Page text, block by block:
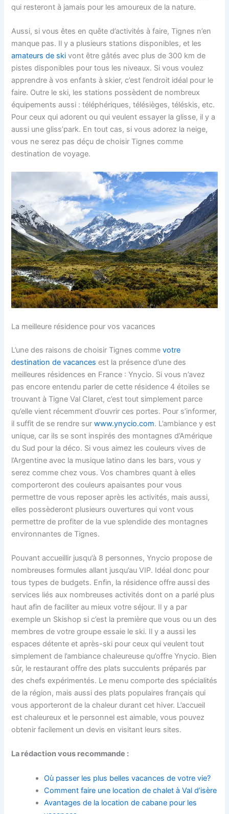
qui resteront à jamais pour les amoureux de la nature.
Aussi, si vous êtes en quête d’activités à faire, Tignes n’en
manque pas. Il y a plusieurs stations disponibles, et les
amateurs de ski vont être gâtés avec plus de 300 km de
pistes disponibles pour tous les niveaux. Si vous voulez
apprendre à vos enfants à skier, c’est l’endroit idéal pour le
faire. Outre le ski, les stations possèdent de nombreux
équipements aussi : téléphériques, télésièges, téléskis, etc.
Pour ceux qui adorent ou qui veulent essayer la glisse, il y a
aussi une gliss’park. En tout cas, si vous adorez la neige,
vous ne serez pas déçu de choisir Tignes comme
destination de voyage.
La meilleure résidence pour vos vacances
L’une des raisons de choisir Tignes commevotre
destination de vacances est la présence d’une des
meilleures résidences en France : Ynycio. Si vous n’avez
pas encore entendu parler de cette résidence 4 étoiles se
trouvant à Tigne Val Claret, c’est tout simplement parce
qu’elle vient récemment d’ouvrir ces portes. Pour s’informer,
il suffit de se rendre surwww.ynycio.com. L’ambiance y est
unique, car ils se sont inspirés des montagnes d’Amérique
du Sud pour la déco. Si vous aimez les couleurs vives de
l’Argentine avec la musique latino dans les bars, vous y
serez comme chez vous. Vos chambres quant à elles
comporteront des couleurs apaisantes pour vous
permettre de vous reposer après les activités, mais aussi,
elles possèderont plusieurs ouvertures qui vont vous
permettre de profiter de la vue splendide des montagnes
environnantes de Tignes.
Pouvant accueillir jusqu’à 8 personnes, Ynycio propose de
nombreuses formules allant jusqu’au VIP. Idéal donc pour
tous types de budgets. Enfin, la résidence offre aussi des
services liés aux nombreuses activités dont on a parlé plus
haut afin de faciliter au mieux votre séjour. Il y a par
exemple un Skishop si c’est la première que vous ou un des
membres de votre groupe essaie le ski. Il y a aussi les
espaces détente et après-ski pour ceux qui veulent tout
simplement de l’ambiance chaleureuse qu’offre Ynycio. Bien
sûr, le restaurant offre des plats succulents préparés par
des chefs expérimentés. Le menu comporte des spécialités
de la région, mais aussi des plats populaires français qui
vous apporteront de la chaleur durant cet hiver. L’accueil
est chaleureux et le personnel est aimable, vous pouvez
obtenir facilement un devis en visitant leurs sites.
La rédaction vous recommande :
Où passer les plus belles vacances de votre vie?
Comment faire une location de chalet à Val d’isère
Avantages de la location de cabane pour les